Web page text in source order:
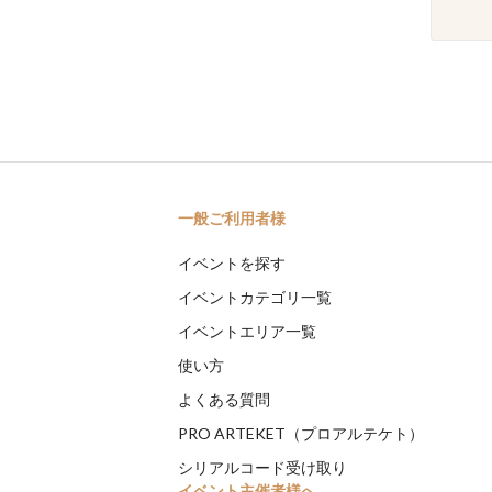
一般ご利用者様
イベントを探す
イベントカテゴリ一覧
イベントエリア一覧
使い方
よくある質問
PRO ARTEKET（プロアルテケト）
シリアルコード受け取り